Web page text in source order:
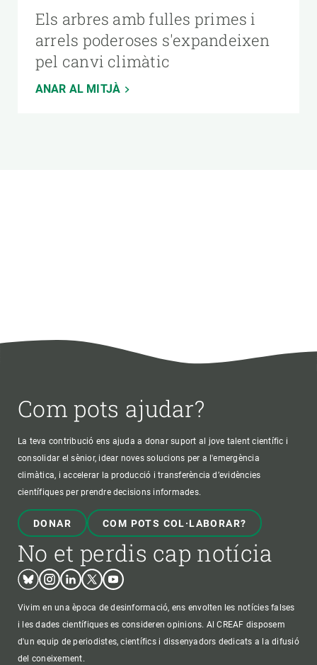
Els arbres amb fulles primes i
arrels poderoses s'expandeixen
pel canvi climàtic
ANAR AL MITJÀ
Com pots ajudar?
La teva contribució ens ajuda a donar suport al jove talent científic i
consolidar el sènior, idear noves solucions per a l'emergència
climàtica, i accelerar la producció i transferència d’evidències
científiques per prendre decisions informades.
DONAR COM POTS COL·LABORAR?
No et perdis cap notícia
BlueskyInstagram
LinkedinTwitterYoutube
Vivim en una època de desinformació, ens envolten les notícies falses
i les dades científiques es consideren opinions. Al CREAF disposem
d'un equip de periodistes, científics i dissenyadors dedicats a la difusió
del coneixement.